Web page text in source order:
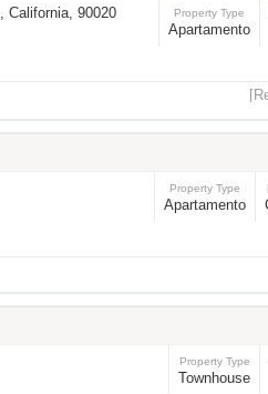
, California, 90020 Property Type
Apartamento
Property Type
Apartamento
Property Type
Townhouse